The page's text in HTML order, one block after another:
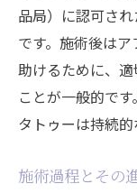
品局）に認可さ
です。施術後は
助けるために、
ことが一般的で
タトゥーは持続的
施術過程とその